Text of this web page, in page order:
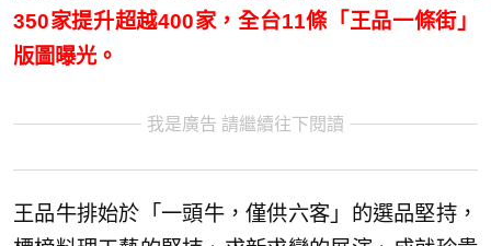
350家提升超越400家，全台11條「王品一條街」
版圖曝光。
我是廣告 請繼續往下閱讀
王品牛排始於「一頭牛，僅供六客」的選品堅持，